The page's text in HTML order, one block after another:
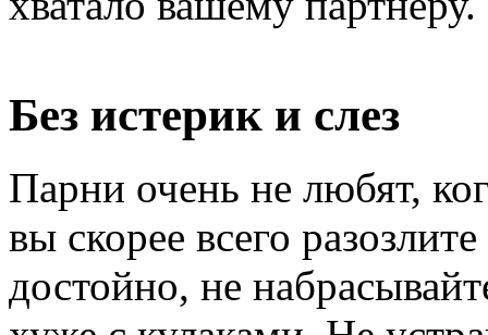
Без истерик и слез
Парни очень не любят,
вы скорее всего
достойно, не